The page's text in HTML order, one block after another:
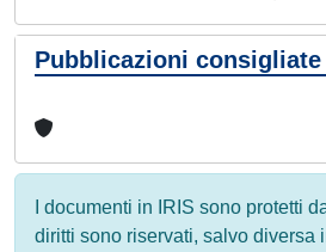
Pubblicazioni consigliate
I documenti in IRIS sono protetti
diritti sono riservati, salvo diversa